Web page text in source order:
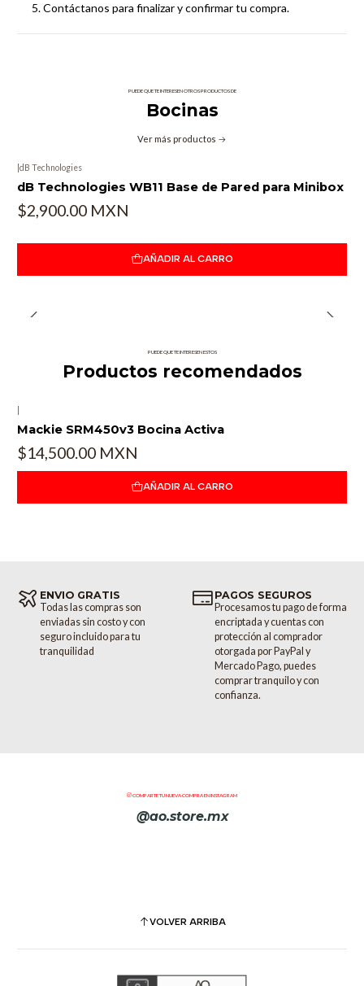
Contáctanos para finalizar y confirmar tu compra.
PUEDE QUE TE INTERESEN OTROS PRODUCTOS DE
Bocinas
Ver más productos
dB Technologies
dB Technologies WB11 Base de Pared para Minibox
$2,900.00 MXN
AÑADIR AL CARRO
PUEDE QUE TE INTERESEN ESTOS
Productos recomendados
Mackie SRM450v3 Bocina Activa
$14,500.00 MXN
AÑADIR AL CARRO
ENVIO GRATIS
Todas las compras son
enviadas sin costo y con
seguro incluido para tu
tranquilidad
PAGOS SEGUROS
Procesamos tu pago de forma
encriptada y cuentas con
protección al comprador
otorgada por PayPal y
Mercado Pago, puedes
comprar tranquilo y con
confianza.
COMPARTE TU NUEVA COMPRA EN INSTAGRAM
@ao.store.mx
VOLVER ARRIBA